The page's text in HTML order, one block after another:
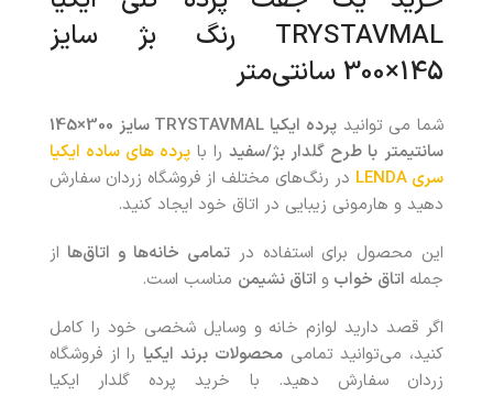
TRYSTAVMAL رنگ بژ سایز
145×300 سانتی‌متر
شما می توانید
پرده ایکیا TRYSTAVMAL سایز 300×145
سانتیمتر با طرح گلدار بژ/سفید را با پرده های ساده ایکیا
سری LENDA
در رنگ‌های مختلف از فروشگاه زردان سفارش
دهید و هارمونی زیبایی در اتاق خود ایجاد کنید.
این محصول برای استفاده در تمامی خانه‌ها و اتاق‌ها از
جمله اتاق خواب و اتاق نشیمن مناسب است.
اگر قصد دارید لوازم خانه و وسایل شخصی خود را کامل
کنید، می‌توانید تمامی محصولات برند ایکیا را از فروشگاه
زردان سفارش دهید. با خريد پرده گلدار ایکیا